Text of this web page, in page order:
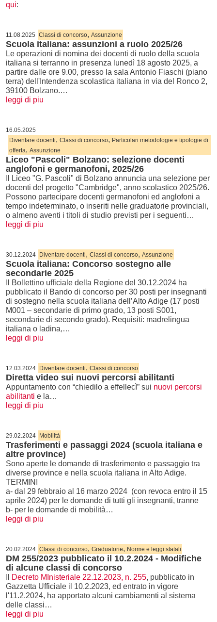
qui:
11.08.2025 Classi di concorso, Assunzione
Scuola italiana: assunzioni a ruolo 2025/26
Le operazioni di nomina dei docenti di ruolo della scuola
italiana si terranno in presenza lunedì 18 agosto 2025, a
partire dalle ore 9.00, presso la sala Antonio Fiaschi (piano
terra) dell'Intendenza scolastica italiana in via del Ronco 2,
39100 Bolzano.…
leggi di piu
16.05.2025
Diventare docenti, Classi di concorso, Particolari metodologie e tipologie di
offerta, Assunzione
Liceo "Pascoli" Bolzano: selezione docenti
anglofoni e germanofoni, 2025/26
Il Liceo "G. Pascoli" di Bolzano annuncia una selezione per
docenti del progetto "Cambridge", anno scolastico 2025/26.
Possono partecipare docenti germanofoni ed anglofoni a
tempo indeterminato, o inseriti nelle graduatorie provinciali,
o almeno aventi i titoli di studio previsti per i seguenti…
leggi di piu
30.12.2024 Diventare docenti, Classi di concorso, Assunzione
Scuola italiana: Concorso sostegno alle
secondarie 2025
Il Bollettino ufficiale della Regione del 30.12.2024 ha
pubblicato il Bando di concorso per 30 posti per insegnanti
di sostegno nella scuola italiana dell’Alto Adige (17 posti
M001 – secondarie di primo grado, 13 posti S001,
secondarie di secondo grado). Requisiti: madrelingua
italiana o ladina,…
leggi di piu
12.03.2024 Diventare docenti, Classi di concorso
Diretta video sui nuovi percorsi abilitanti
Appuntamento con “chiedilo a effellecì” sui nuovi percorsi
abilitanti e la…
leggi di piu
29.02.2024 Mobilità
Trasferimenti e passaggi 2024 (scuola italiana e
altre province)
Sono aperte le domande di trasferimento e passaggio tra
diverse province e nella scuola italiana in Alto Adige.
TERMINI
a- dal 29 febbraio al 16 marzo 2024 (con revoca entro il 15
aprile 2024) per le domande di tutti gli insegnanti, tranne
b- per le domande di mobilità…
leggi di piu
20.02.2024 Classi di concorso, Graduatorie, Norme e leggi statali
DM 255/2023 pubblicato il 10.2.2024 - Modifiche
di alcune classi di concorso
Decreto MInisteriale 22.12.2023, n. 255, pubblicato in
Gazzetta Ufficiale il 10.2.2023, ed entrato in vigore
l'11.2.2024, ha apportato alcuni cambiamenti al sistema
delle classi…
leggi di piu